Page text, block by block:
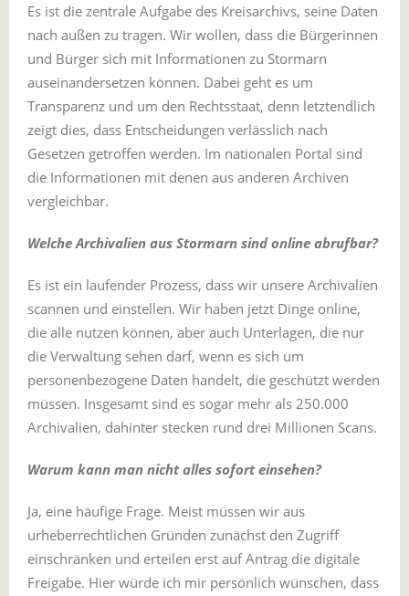
Es ist die zentrale Aufgabe des Kreisarchivs, seine Daten
nach außen zu tragen. Wir wollen, dass die Bürgerinnen
und Bürger sich mit Informationen zu Stormarn
auseinandersetzen können. Dabei geht es um
Transparenz und um den Rechtsstaat, denn letztendlich
zeigt dies, dass Entscheidungen verlässlich nach
Gesetzen getroffen werden. Im nationalen Portal sind
die Informationen mit denen aus anderen Archiven
vergleichbar.
Welche Archivalien aus Stormarn sind online abrufbar?
Es ist ein laufender Prozess, dass wir unsere Archivalien
scannen und einstellen. Wir haben jetzt Dinge online,
die alle nutzen können, aber auch Unterlagen, die nur
die Verwaltung sehen darf, wenn es sich um
personenbezogene Daten handelt, die geschützt werden
müssen. Insgesamt sind es sogar mehr als 250.000
Archivalien, dahinter stecken rund drei Millionen Scans.
Warum kann man nicht alles sofort einsehen?
Ja, eine häufige Frage. Meist müssen wir aus
urheberrechtlichen Gründen zunächst den Zugriff
einschränken und erteilen erst auf Antrag die digitale
Freigabe. Hier würde ich mir persönlich wünschen, dass